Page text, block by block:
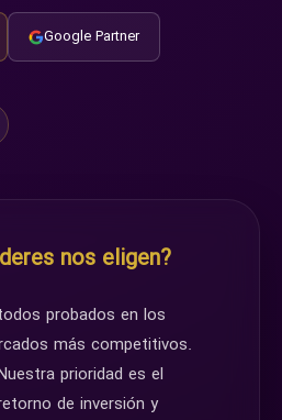
Google Partner
nos eligen?
probados en los
más competitivos.
prioridad es el
de inversión y